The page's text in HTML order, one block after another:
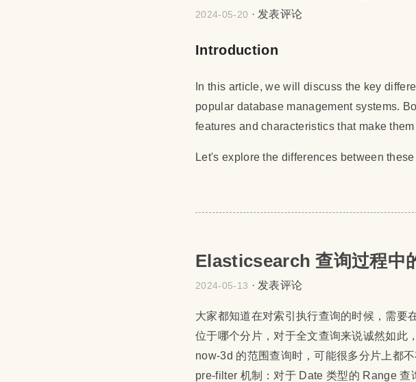
2024-05-20 · 发表评论
Introduction
In this article, we will discuss the key
popular database management systems.
features and characteristics that make
Let's explore the differences between
Elasticsearch 查询过程中
2024-05-13 · 发表评论
大家都知道在对索引执行查询的时候，需要
位于哪个分片，对于全文查询来说诚然如此
now-3d 的范围查询时，可能很多分片上都
pre-filter 机制：对于 Date 类型的 Range